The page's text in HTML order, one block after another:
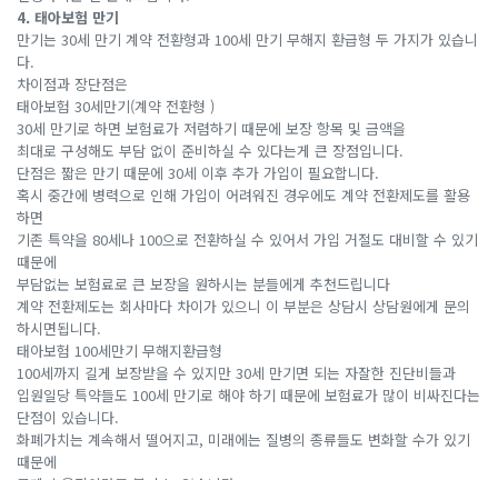
4. 태아보험 만기
만기는 30세 만기 계약 전환형과 100세 만기 무해지 환급형 두 가지가 있습니
다.
차이점과 장단점은
태아보험 30세만기(계약 전환형 )
30세 만기로 하면 보험료가 저렴하기 때문에 보장 항목 및 금액을
최대로 구성해도 부담 없이 준비하실 수 있다는게 큰 장점입니다.
단점은 짧은 만기 때문에 30세 이후 추가 가입이 필요합니다.
혹시 중간에 병력으로 인해 가입이 어려워진 경우에도 계약 전환제도를 활용
하면
기존 특약을 80세나 100으로 전환하실 수 있어서 가입 거절도 대비할 수 있기
때문에
부담없는 보험료로 큰 보장을 원하시는 분들에게 추천드립니다
계약 전환제도는 회사마다 차이가 있으니 이 부분은 상담시 상담원에게 문의
하시면됩니다.
태아보험 100세만기 무해지환급형
100세까지 길게 보장받을 수 있지만 30세 만기면 되는 자잘한 진단비들과
입원일당 특약들도 100세 만기로 해야 하기 때문에 보험료가 많이 비싸진다는
단점이 있습니다.
화폐가치는 계속해서 떨어지고, 미래에는 질병의 종류들도 변화할 수가 있기
때문에